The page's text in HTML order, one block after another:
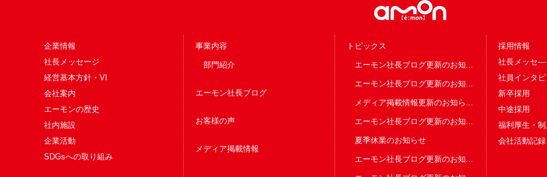
企業情報
社長メッセージ
経営基本方針・VI
会社案内
エーモンの歴史
社内施設
企業活動
SDGsへの取り組み
事業内容
部門紹介
エーモン社長ブログ
お客様の声
メディア掲載情報
トピックス
エーモン社長ブログ更新のお知...
エーモン社長ブログ更新のお知...
メディア掲載情報更新のお知ら...
エーモン社長ブログ更新のお知...
夏季休業のお知らせ
エーモン社長ブログ更新のお知...
採用情報
社長メッセ―
社員インタ
新卒採用
中途採用
福利厚生・
会社活動記録